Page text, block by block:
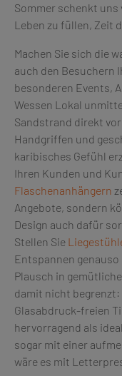
Sommer schenkt
Leben zu füllen, Zeit
Machen Sie sich die
auch den Besuchern
besonderen Events,
Wessen Lokal
Sandstrand direkt
Handgriffen und
karibisches Gefühl
Ihren Kunden und
Flaschenanhängern
Angebote, sondern
Design auch dafür
Stellen Sie
Entspannen genauso
Plausch in
damit nicht begrenzt:
Glasabdruck-freien
hervorragend als
sogar mit einer
wäre es mit